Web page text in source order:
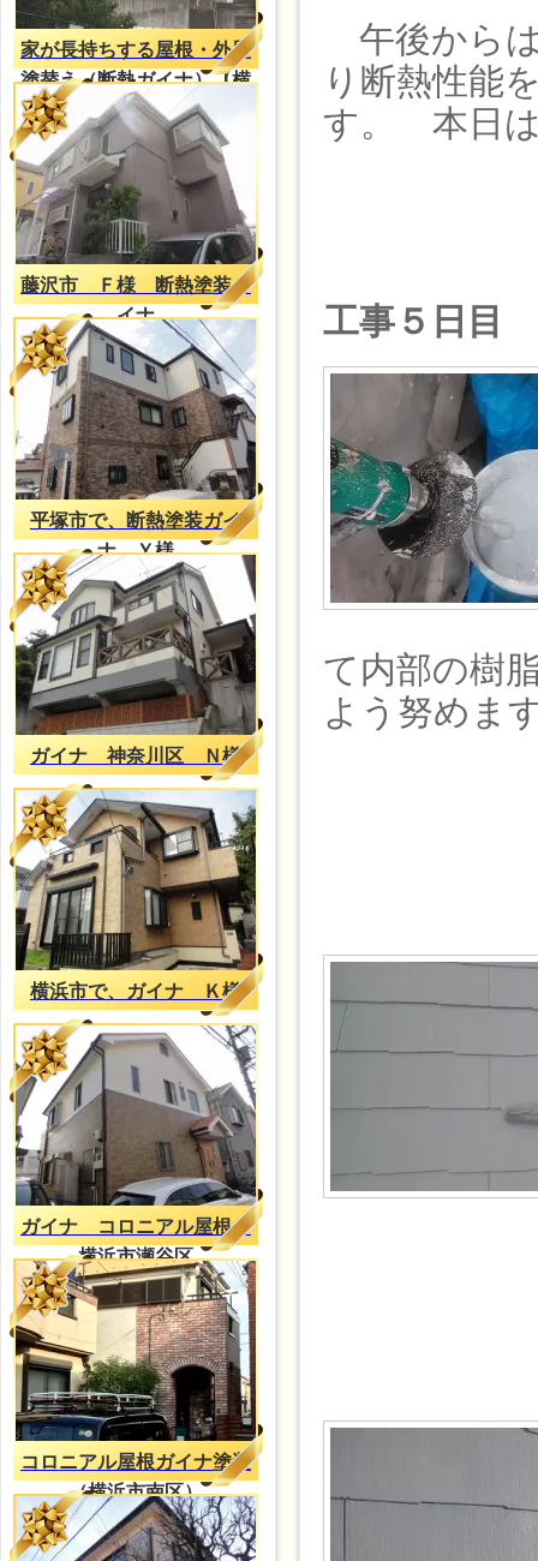
家が長持ちする屋根・外壁
塗替え（断熱ガイナ）【横
浜施工事例】
藤沢市 Ｆ様 断熱塗装ガ
イナ
平塚市で、断熱塗装ガイ
ナ Ｙ様
ガイナ 神奈川区 Ｎ様
横浜市で、ガイナ Ｋ様
ガイナ コロニアル屋根
横浜市瀬谷区
コロニアル屋根ガイナ塗装
（横浜市南区）
午後から
り断熱性能
す。 本日
工事５日目
て内部の樹
よう努めま